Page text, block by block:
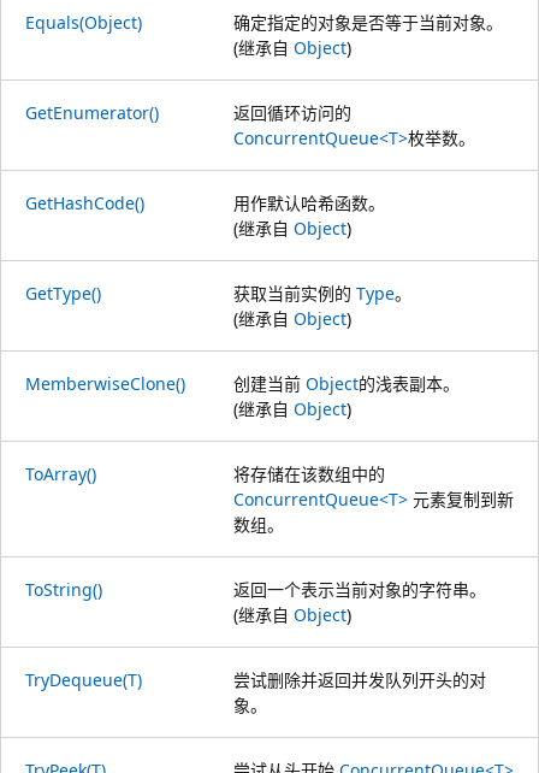
Equals(Object)
确定指定的对象是否等于当前对象。
(继承自 Object)
GetEnumerator()
返回循环访问的
ConcurrentQueue<T>枚举数。
GetHashCode()
用作默认哈希函数。
(继承自 Object)
GetType() 获取当前实例的 Type。
(继承自 Object)
MemberwiseClone() 创建当前 Object的浅表副本。
(继承自 Object)
ToArray()
将存储在该数组中的
ConcurrentQueue<T> 元素复制到新
数组。
ToString()
返回一个表示当前对象的字符串。
(继承自 Object)
TryDequeue(T)
尝试删除并返回并发队列开头的对
象。